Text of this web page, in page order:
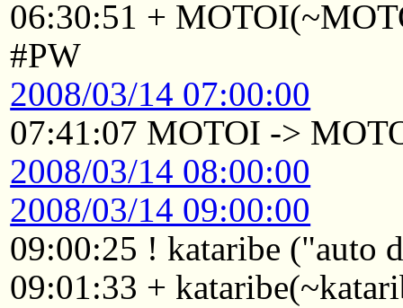
06:30:51 +
#PW
2008/03/14 07:00:00
07:41:07 MOTOI ->
2008/03/14 08:00:00
2008/03/14 09:00:00
09:00:25 ! kataribe ("auto
09:01:33 +